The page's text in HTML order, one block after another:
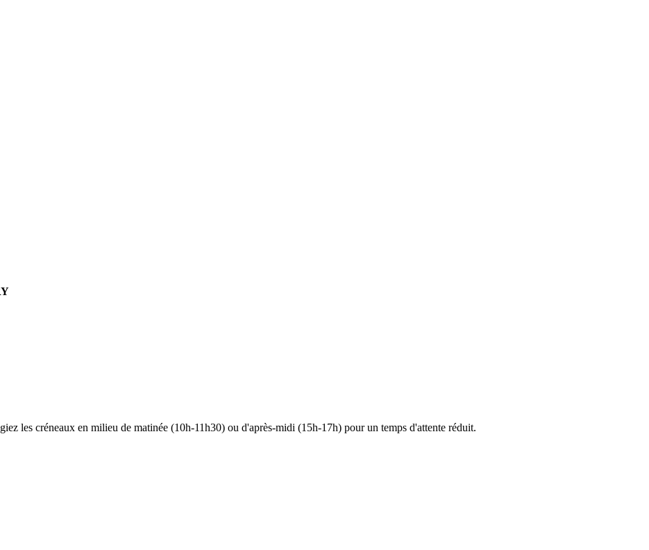
les créneaux en milieu de matinée (10h-11h30) ou d'après-midi (15h-17h) pour un temps d'attente réduit.